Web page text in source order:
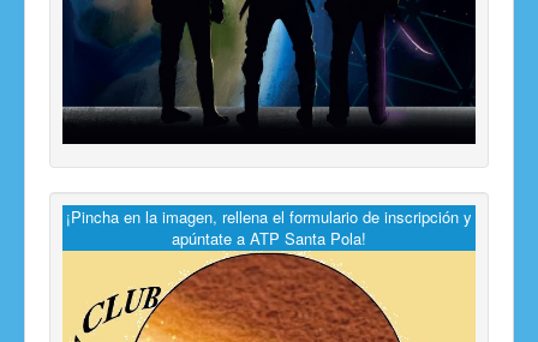
¡Pincha en la imagen, rellena el formulario de inscripción y
apúntate a ATP Santa Pola!